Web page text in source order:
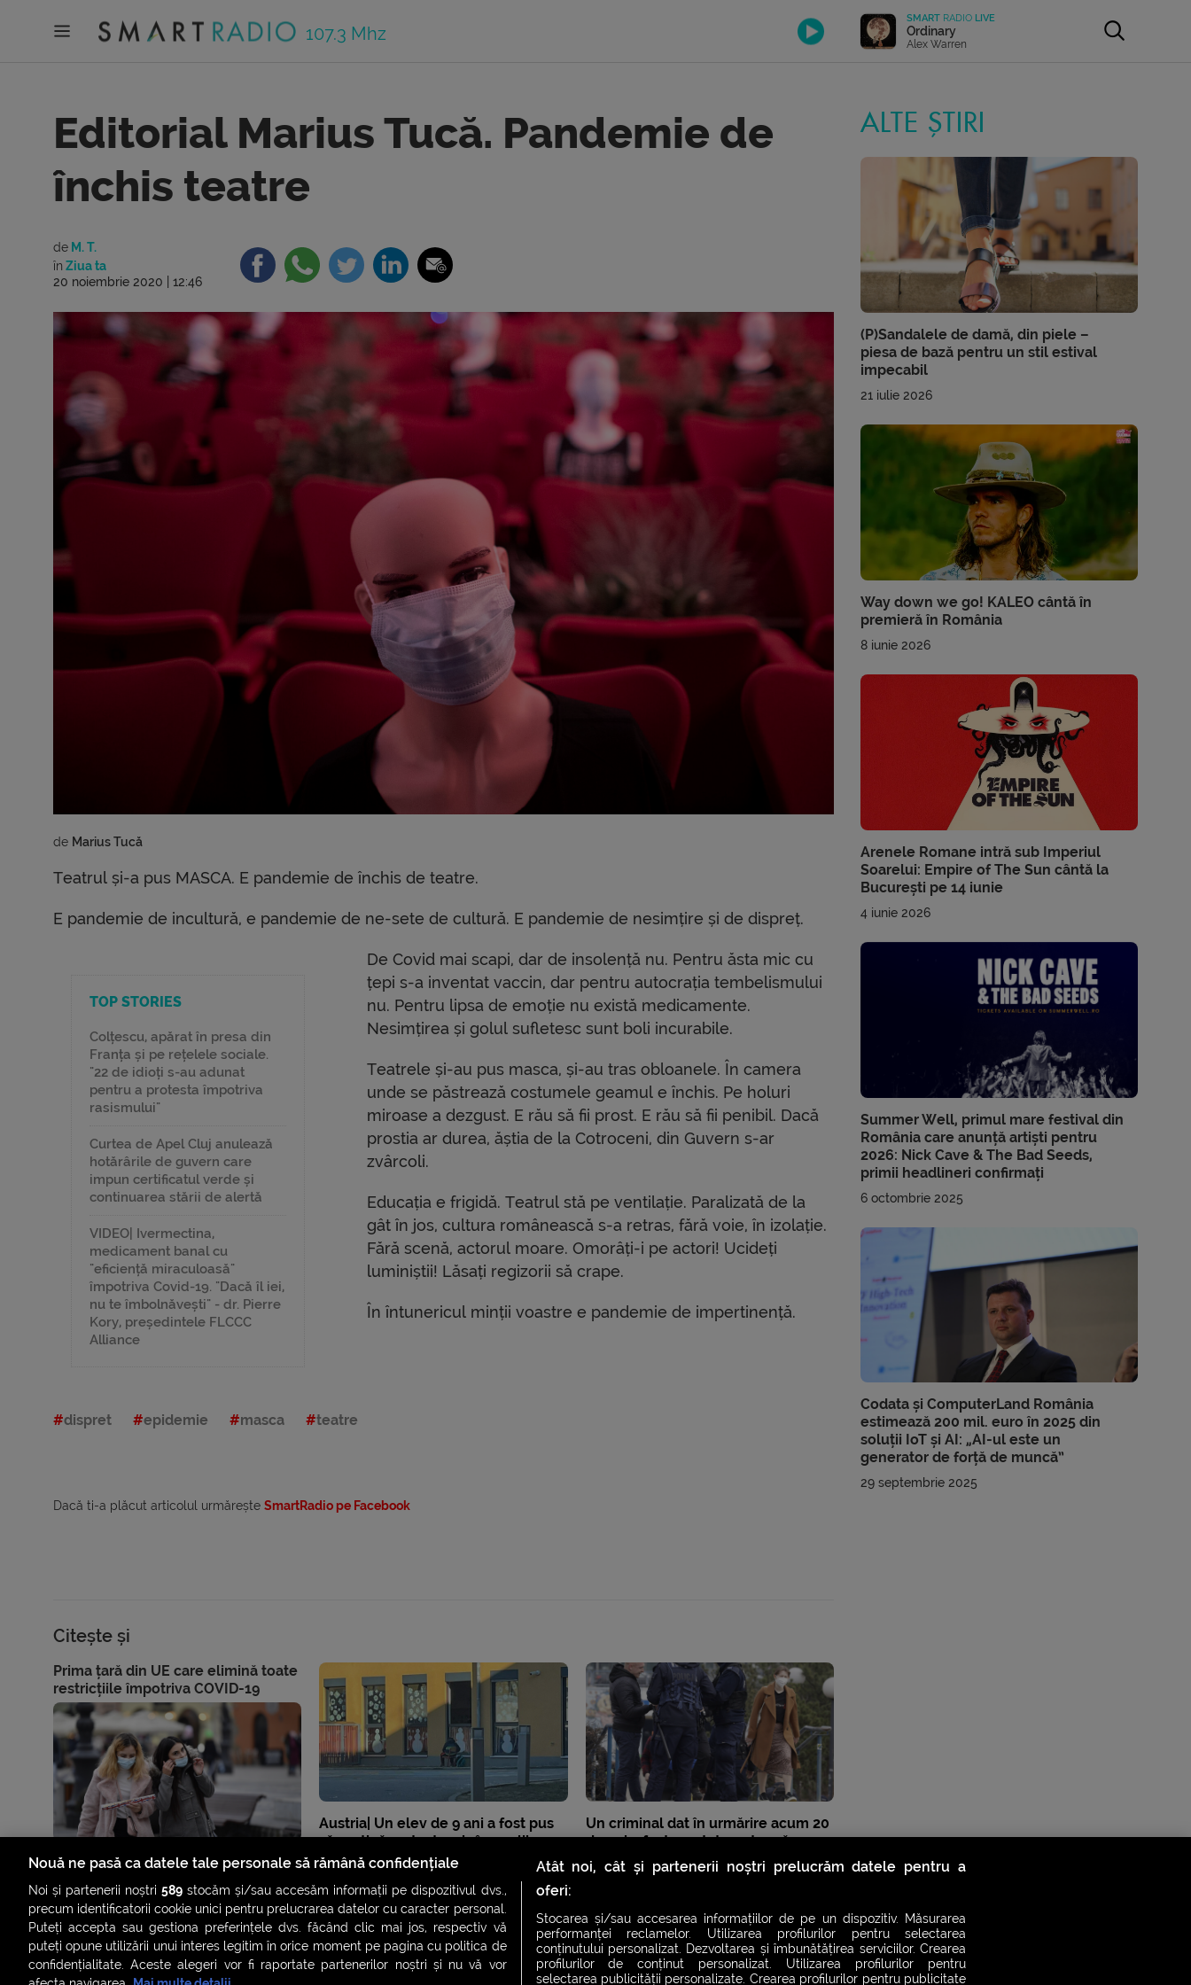
107.3 Mhz
SMART RADIO LIVE
Ordinary
Alex Warren
Editorial Marius Tucă. Pandemie de
închis teatre
de M. T.
în Ziua ta
20 noiembrie 2020 | 12:46
de Marius Tucă
Teatrul și-a pus MASCA. E pandemie de închis de teatre.
E pandemie de incultură, e pandemie de ne-sete de cultură. E pandemie de nesimțire și de dispreț.
TOP STORIES
Colțescu, apărat în presa din
Franța și pe rețelele sociale.
"22 de idioți s-au adunat
pentru a protesta împotriva
rasismului"
Curtea de Apel Cluj anulează
hotărârile de guvern care
impun certificatul verde și
continuarea stării de alertă
VIDEO| Ivermectina,
medicament banal cu
"eficiență miraculoasă"
împotriva Covid-19. "Dacă îl iei,
nu te îmbolnăvești" - dr. Pierre
Kory, președintele FLCCC
Alliance
De Covid mai scapi, dar de insolență nu. Pentru ăsta mic cu
țepi s-a inventat vaccin, dar pentru autocrația tembelismului
nu. Pentru lipsa de emoție nu există medicamente.
Nesimțirea și golul sufletesc sunt boli incurabile.
Teatrele și-au pus masca, și-au tras obloanele. În camera
unde se păstrează costumele geamul e închis. Pe holuri
miroase a dezgust. E rău să fii prost. E rău să fii penibil. Dacă
prostia ar durea, ăștia de la Cotroceni, din Guvern s-ar
zvârcoli.
Educația e frigidă. Teatrul stă pe ventilație. Paralizată de la
gât în jos, cultura românească s-a retras, fără voie, în izolație.
Fără scenă, actorul moare. Omorâți-i pe actori! Ucideți
luminiștii! Lăsați regizorii să crape.
În întunericul minții voastre e pandemie de impertinență.
dispret epidemie masca teatre
Dacă ti-a plăcut articolul urmărește SmartRadio pe Facebook
Citește și
Prima țară din UE care elimină toate
restricțiile împotriva COVID-19
Austria| Un elev de 9 ani a fost pus
să susțină un test scris în aer liber,
la -1°C, pentru că nu avea mască
Un criminal dat în urmărire acum 20
de ani a fost arestat pentru că nu
purta mască
ALTE ȘTIRI
(P)Sandalele de damă, din piele –
piesa de bază pentru un stil estival
impecabil
21 iulie 2026
Way down we go! KALEO cântă în
premieră în România
8 iunie 2026
Arenele Romane intră sub Imperiul
Soarelui: Empire of The Sun cântă la
București pe 14 iunie
4 iunie 2026
Summer Well, primul mare festival din
România care anunță artiști pentru
2026: Nick Cave & The Bad Seeds,
primii headlineri confirmați
6 octombrie 2025
Codata și ComputerLand România
estimează 200 mil. euro în 2025 din
soluții IoT și AI: „AI-ul este un
generator de forță de muncă”
29 septembrie 2025
Nouă ne pasă ca datele tale personale să rămână confidențiale
Noi și partenerii noștri589 stocăm și/sau accesăm informații pe dispozitivul dvs.,
precum identificatorii cookie unici pentru prelucrarea datelor cu caracter personal.
Puteți accepta sau gestiona preferințele dvs. făcând clic mai jos, respectiv vă
puteți opune utilizării unui interes legitim în orice moment pe pagina cu politica de
confidențialitate. Aceste alegeri vor fi raportate partenerilor noștri și nu vă vor
Atât noi, cât și partenerii noștri prelucrăm datele pentru a
oferi:
Stocarea și/sau accesarea informațiilor de pe un dispozitiv. Măsurarea
performanței reclamelor. Utilizarea profilurilor pentru selectarea
conținutului personalizat. Dezvoltarea și îmbunătățirea serviciilor. Crearea
profilurilor de conținut personalizat. Utilizarea profilurilor pentru
selectarea publicității personalizate. Crearea profilurilor pentru publicitate